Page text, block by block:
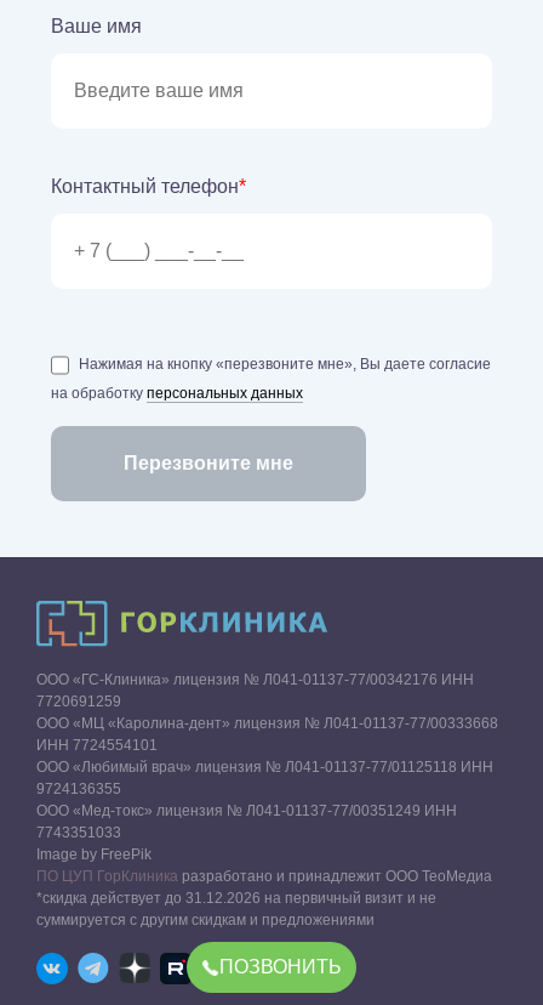
Ваше имя
Контактный телефон*
Нажимая на кнопку «перезвоните мне», Вы даете согласие
на обработку персональных данных
ООО «ГС-Клиника» лицензия № Л041-01137-77/00342176 ИНН
7720691259
ООО «МЦ «Каролина-дент» лицензия № Л041-01137-77/00333668
ИНН 7724554101
ООО «Любимый врач» лицензия № Л041-01137-77/01125118 ИНН
9724136355
ООО «Мед-токс» лицензия № Л041-01137-77/00351249 ИНН
7743351033
Image by FreePik
ПО ЦУП ГорКлиника разработано и принадлежит ООО ТеоМедиа
*скидка действует до 31.12.2026 на первичный визит и не
суммируется с другим скидкам и предложениями
ПОЗВОНИТЬ